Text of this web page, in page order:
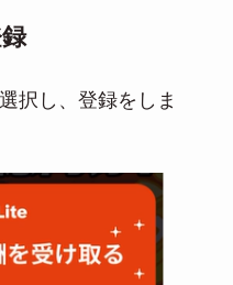
択し、登録をしま